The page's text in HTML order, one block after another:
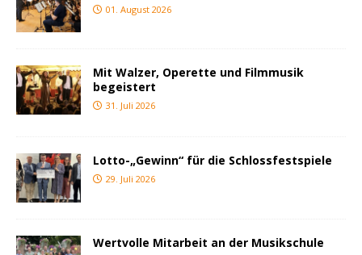
01. August 2026
Mit Walzer, Operette und Filmmusik
begeistert
31. Juli 2026
Lotto-„Gewinn“ für die Schlossfestspiele
29. Juli 2026
Wertvolle Mitarbeit an der Musikschule